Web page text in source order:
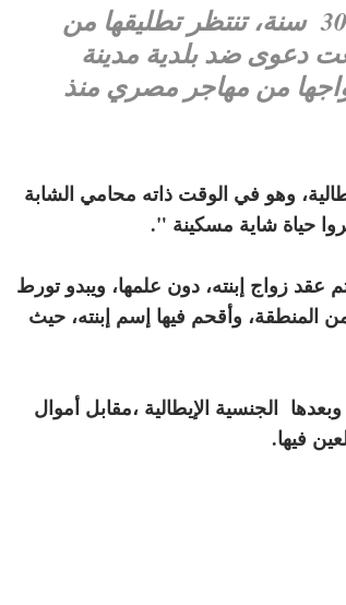
فيما يشبه الطرفة ،لا تزال "باتريتسيا أفينو " 30 سنة، تنتظر تطليقها من
رفعت دعوى ضد بلدية مدينة
زواجها من مهاجر مصري منذ
وهو في الوقت ذاته محامي الشابة
حياة شاية مسكينة ".
زواج إبنته، دون علمها، ويبدو تورط
وأقحم فيها إسم إبنته، حيث
الجنسية الإيطالية ،مقابل أموال
فيها.